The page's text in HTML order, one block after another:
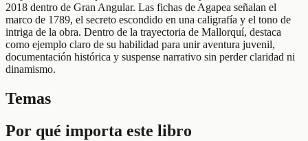
2018 dentro de Gran Angular. Las fichas de Agapea señalan el
marco de 1789, el secreto escondido en una caligrafía y el tono de
intriga de la obra. Dentro de la trayectoria de Mallorquí, destaca
como ejemplo claro de su habilidad para unir aventura juvenil,
documentación histórica y suspense narrativo sin perder claridad ni
dinamismo.
Temas
Por qué importa este libro